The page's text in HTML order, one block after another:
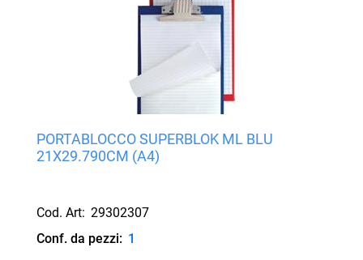
PORTABLOCCO SUPERBLOK ML BLU
21X29.790CM (A4)
Cod. Art: 29302307
Conf. da pezzi: 1